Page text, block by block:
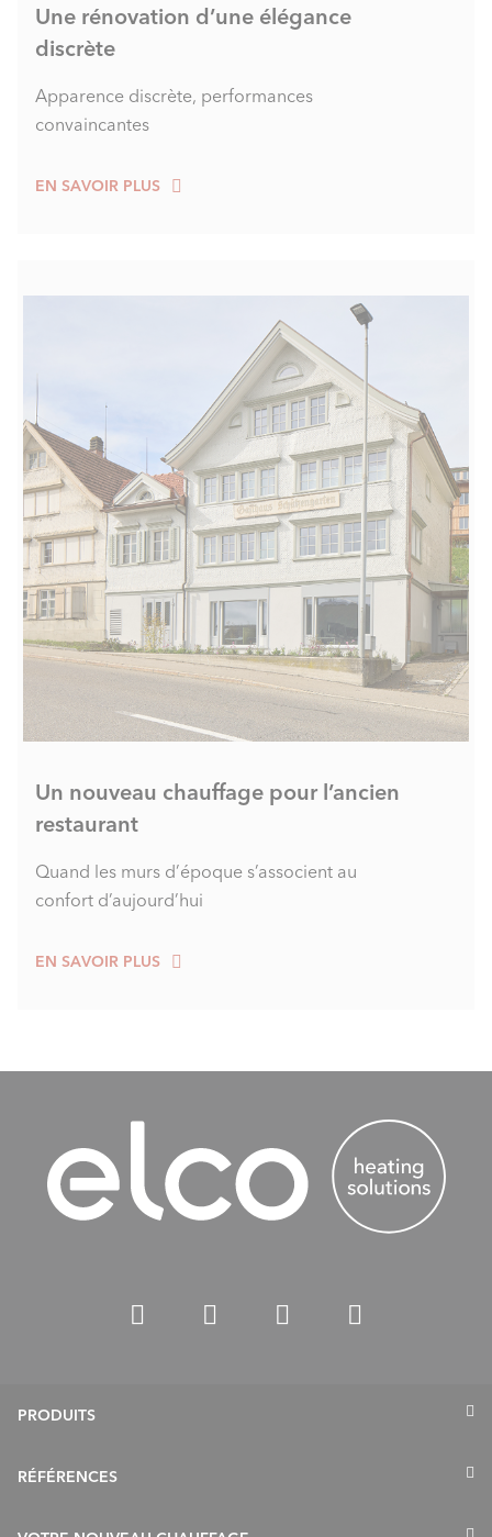
Une rénovation d’une élégance
discrète
Apparence discrète, performances
convaincantes
EN SAVOIR PLUS
Un nouveau chauffage pour l’ancien
restaurant
Quand les murs d’époque s’associent au
confort d’aujourd’hui
EN SAVOIR PLUS
PRODUITS
Pompes à chaleur
RÉFÉRENCES